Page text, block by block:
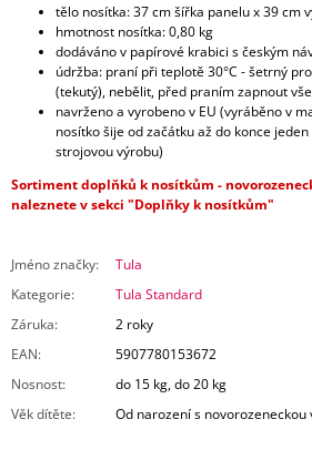
tělo nosítka: 37 cm šířka panelu x 39 cm
hmotnost nosítka: 0,80 kg
dodáváno v papírové krabici s českým
údržba: praní při teplotě 30°C - šetrný
(tekutý), nebělit, před praním zapnout
navrženo a vyrobeno v EU (vyráběno v
nosítko šije od začátku až do konce
strojovou výrobu)
Sortiment doplňků k nosítkům -
naleznete v sekci "Doplňky k nosítkům"
Jméno značky:
Tula
Kategorie:
Tula Standard
Záruka:
2 roky
EAN:
5907780153672
Nosnost:
do 15 kg, do 20 kg
Věk dítěte: Od narození s novorozeneckou